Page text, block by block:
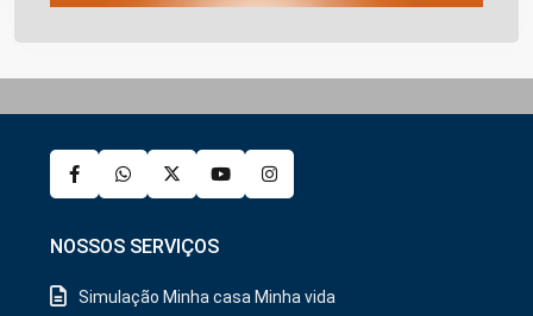
NOSSOS SERVIÇOS
Simulação Minha casa Minha vida